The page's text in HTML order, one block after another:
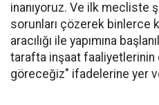
inanıyoruz. Ve ilk mecliste
sorunları çözerek binlerce
aracılığı ile yapımına
tarafta inşaat
göreceğiz" ifadelerine yer